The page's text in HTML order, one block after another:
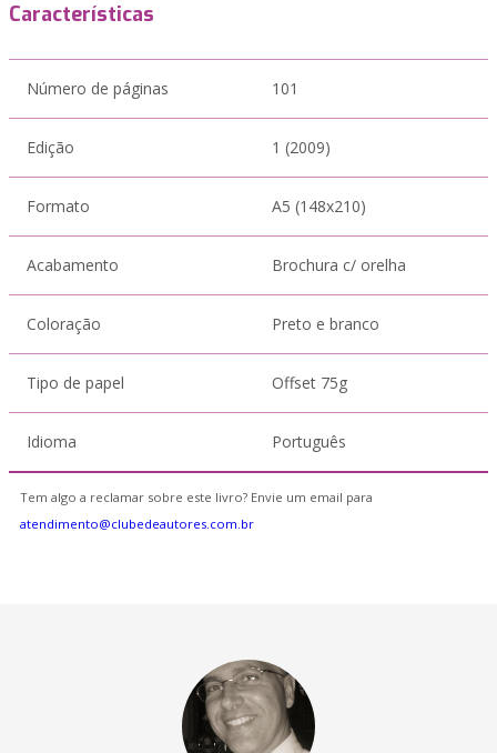
Características
Número de páginas 101
Edição 1 (2009)
Formato A5 (148x210)
Acabamento Brochura c/ orelha
Coloração Preto e branco
Tipo de papel Offset 75g
Idioma Português
Tem algo a reclamar sobre este livro? Envie um email para
atendimento@clubedeautores.com.br